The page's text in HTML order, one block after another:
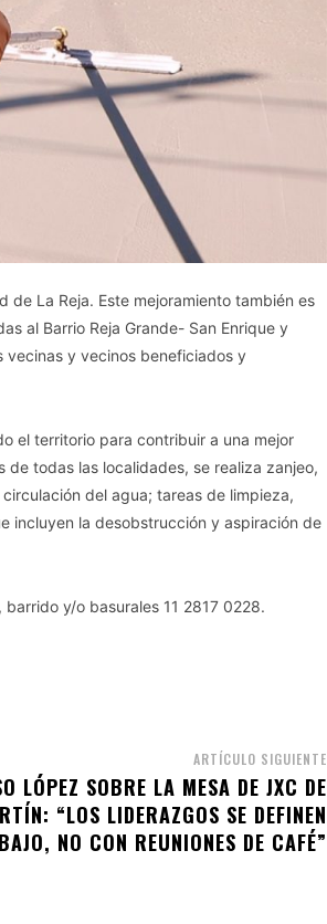
La Reja. Este mejoramiento también es
al Barrio Reja Grande- San Enrique y
vecinas y vecinos beneficiados y
el territorio para contribuir a una mejor
todas las localidades, se realiza zanjeo,
del agua; tareas de limpieza,
incluyen la desobstrucción y aspiración de
y/o basurales 11 2817 0228.
ARTÍCULO SIGUIENTE
LÓPEZ SOBRE LA MESA DE JXC DE
“LOS LIDERAZGOS SE DEFINEN
NO CON REUNIONES DE CAFÉ”